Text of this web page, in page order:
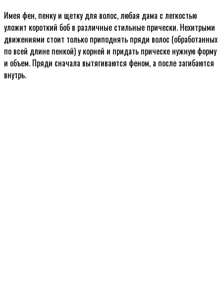
Имея фен, пенку и щетку для волос, любая дама с легкостью
уложит короткий боб в различные стильные прически. Нехитрыми
движениями стоит только приподнять пряди волос (обработанных
по всей длине пенкой) у корней и придать прическе нужную форму
и объем. Пряди сначала вытягиваются феном, а после загибаются
внутрь.